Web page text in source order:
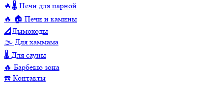
🔥🌡️ Печи для парной
🔥 🏠 Печи и камины
📐Дымоходы
🌫️ Для хаммама
🌡️ Для сауны
🔥 Барбекю зона
☎️ Контакты